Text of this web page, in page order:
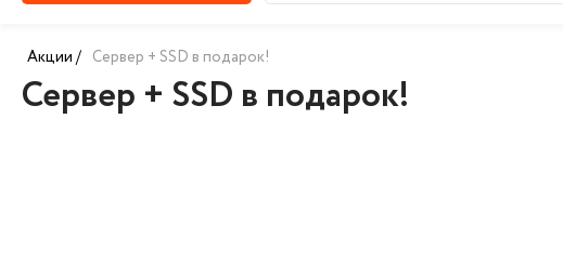
Акции / Сервер + SSD в подарок!
Сервер + SSD в подарок!